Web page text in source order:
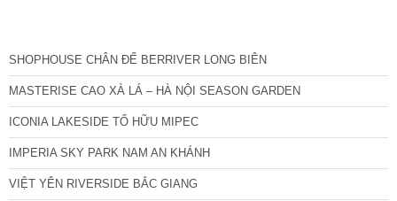
SHOPHOUSE CHÂN ĐẾ BERRIVER LONG BIÊN
MASTERISE CAO XÀ LÁ – HÀ NỘI SEASON GARDEN
ICONIA LAKESIDE TỐ HỮU MIPEC
IMPERIA SKY PARK NAM AN KHÁNH
VIỆT YÊN RIVERSIDE BẮC GIANG